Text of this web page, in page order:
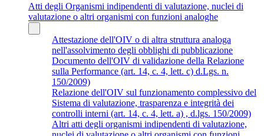
Atti degli Organismi indipendenti di valutazione, nuclei di
valutazione o altri organismi con funzioni analoghe
Attestazione dell'OIV o di altra struttura analoga
nell'assolvimento degli obblighi di pubblicazione
Documento dell'OIV di validazione della Relazione
sulla Performance (art. 14, c. 4, lett. c) d.Lgs. n.
150/2009)
Relazione dell'OIV sul funzionamento complessivo del
Sistema di valutazione, trasparenza e integrità dei
controlli interni (art. 14, c. 4, lett. a) , d.lgs. 150/2009)
Altri atti degli organismi indipendenti di valutazione,